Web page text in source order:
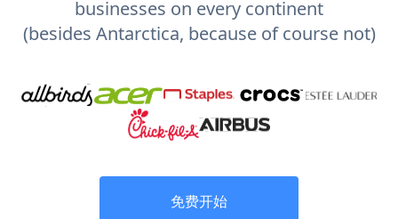
businesses on every continent
(besides Antarctica, because of course not)
免费开始